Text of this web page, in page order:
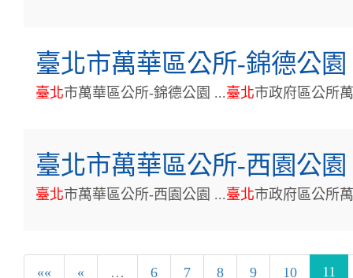
臺北市萬華區公所-錦德公園
臺北市萬華區公所-錦德公園 ...臺北市政府區公所
臺北市萬華區公所-西園公園
臺北市萬華區公所-西園公園 ...臺北市政府區公所
«« « … 6 7 8 9 10 11